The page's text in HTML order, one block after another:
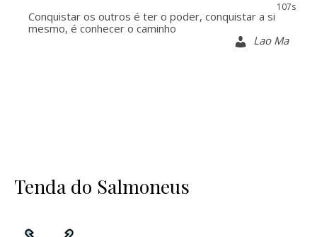
106s
Conquistar os outros é ter o poder, conquistar a si
mesmo, é conhecer o caminho
Lao Ma
Tenda do Salmoneus